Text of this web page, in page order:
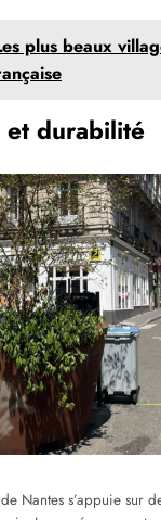
plus beaux
et durabilité
Nantes s’appuie sur